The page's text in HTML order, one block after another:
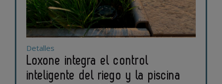
Detalles
Loxone integra el control
inteligente del riego y la piscina